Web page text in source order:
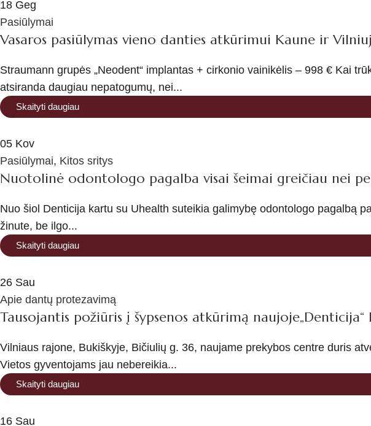
18 Geg
Pasiūlymai
Vasaros pasiūlymas vieno danties atkūrimui Kaune ir
Straumann grupės „Neodent“ implantas + cirkonio vainikėlis – 998 € Kai
atsiranda daugiau nepatogumų, nei...
Skaityti daugiau
05 Kov
Pasiūlymai, Kitos sritys
Nuotolinė odontologo pagalba visai šeimai greičiau nei
Nuo šiol Denticija kartu su Uhealth suteikia galimybę odontologo pagalbą
žinute, be ilgo...
Skaityti daugiau
26 Sau
Apie dantų protezavimą
Tausojantis požiūris į šypsenos atkūrimą
Vilniaus rajone, Bukiškyje, Bičiulių g. 36, naujame prekybos centre duris
Vietos gyventojams jau nebereikia...
Skaityti daugiau
16 Sau